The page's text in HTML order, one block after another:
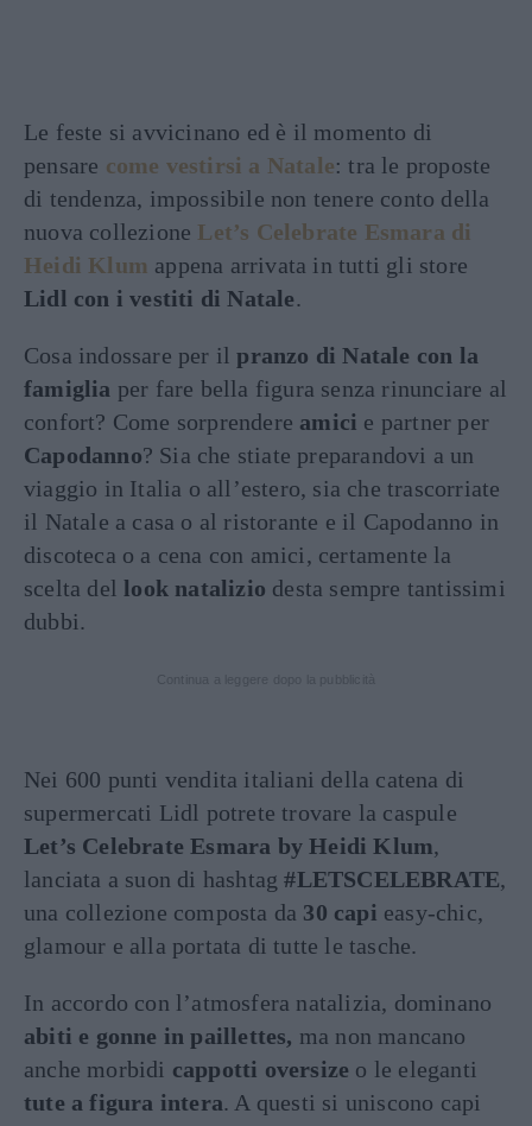
Le feste si avvicinano ed è il momento di
pensare come vestirsi a Natale: tra le proposte
di tendenza, impossibile non tenere conto della
nuova collezione Let’s Celebrate Esmara di
Heidi Klum appena arrivata in tutti gli store
Lidl con i vestiti di Natale.
Cosa indossare per ilpranzo di Natale con la
famiglia per fare bella figura senza rinunciare al
confort? Come sorprendere amici e partner per
Capodanno? Sia che stiate preparandovi a un
viaggio in Italia o all’estero, sia che trascorriate
il Natale a casa o al ristorante e il Capodanno in
discoteca o a cena con amici, certamente la
scelta del look natalizio desta sempre tantissimi
dubbi.
Nei 600 punti vendita italiani della catena di
supermercati Lidl potrete trovare la caspule
Let’s Celebrate Esmara by Heidi Klum,
lanciata a suon di hashtag#LETSCELEBRATE,
una collezione composta da 30 capi easy-chic,
glamour e alla portata di tutte le tasche.
In accordo con l’atmosfera natalizia, dominano
abiti e gonne in paillettes, ma non mancano
anche morbidi cappotti oversize o le eleganti
tute a figura intera. A questi si uniscono capi